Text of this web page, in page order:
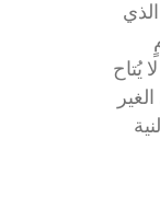
يُتاح